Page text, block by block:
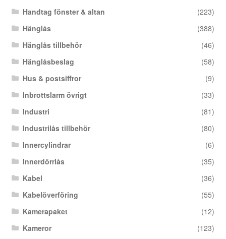
Handtag fönster & altan
(223)
Hänglås
(388)
Hänglås tillbehör
(46)
Hänglåsbeslag
(58)
Hus & postsiffror
(9)
Inbrottslarm övrigt
(33)
Industri
(81)
Industrilås tillbehör
(80)
Innercylindrar
(6)
Innerdörrlås
(35)
Kabel
(36)
Kabelöverföring
(55)
Kamerapaket
(12)
Kameror
(123)